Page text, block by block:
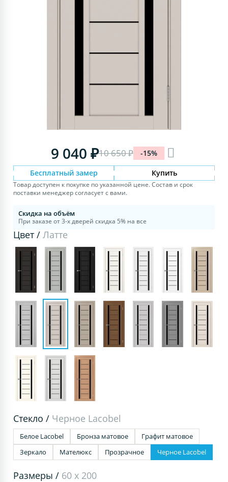
9 040 ₽10 650 ₽ -15%
Бесплатный замер Купить
Товар доступен к покупке по указанной цене. Состав и срок
поставки менеджер согласует с вами.
Скидка на объём
При заказе от 3-х дверей скидка 5% на все
Цвет /Латте
Стекло / Черное Lacobel
Белое Lacobel Бронза матовое
Графит матовое
Зеркало
Мателюкс Прозрачное Черное Lacobel
Размеры / 60 х 200